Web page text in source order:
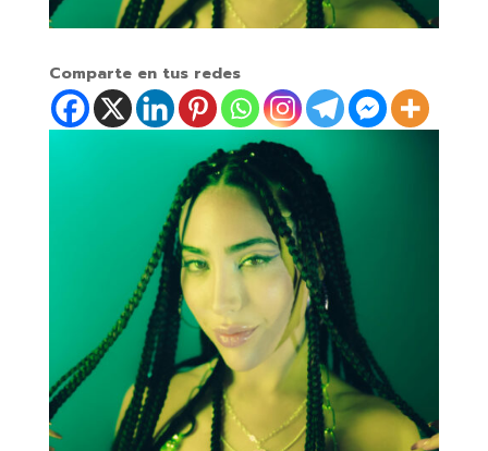
Comparte en tus redes